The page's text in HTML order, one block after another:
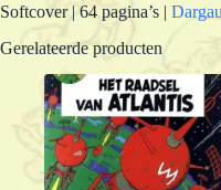
Softcover | 64 pagina’s |
Gerelateerde producten